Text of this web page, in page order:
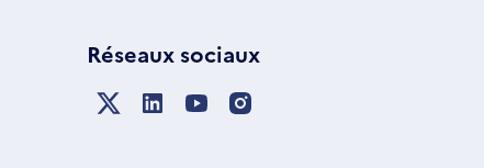
Réseaux sociaux